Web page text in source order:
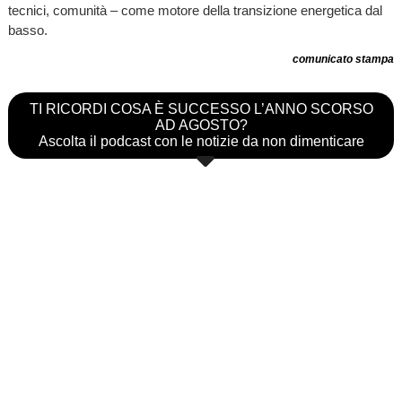
tecnici, comunità – come motore della transizione energetica dal
basso.
comunicato stampa
TI RICORDI COSA È SUCCESSO L’ANNO SCORSO
AD AGOSTO?
Ascolta il podcast con le notizie da non dimenticare